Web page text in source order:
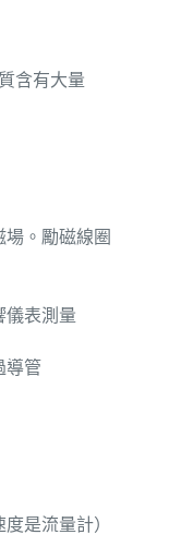
含有大量
。勵磁線圈
儀表測量
導管
是流量計）